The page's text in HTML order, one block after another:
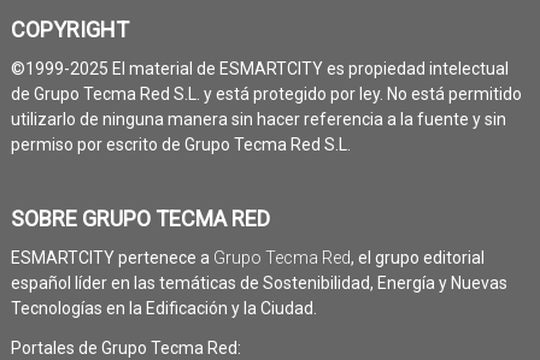
COPYRIGHT
©1999-2025 El material de ESMARTCITY es propiedad intelectual
de Grupo Tecma Red S.L. y está protegido por ley. No está permitido
utilizarlo de ninguna manera sin hacer referencia a la fuente y sin
permiso por escrito de Grupo Tecma Red S.L.
SOBRE GRUPO TECMA RED
ESMARTCITY pertenece a Grupo Tecma Red, el grupo editorial
español líder en las temáticas de Sostenibilidad, Energía y Nuevas
Tecnologías en la Edificación y la Ciudad.
Portales de Grupo Tecma Red: